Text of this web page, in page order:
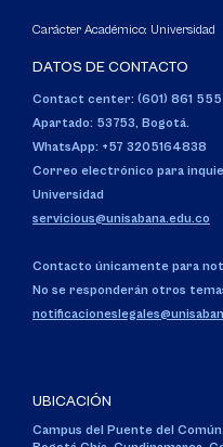
Carácter Académico: Universidad
DATOS DE CONTACTO
Contact center: (601) 861
Apartado: 53753, Bogotá.
WhatsApp: +57 3205164838
Correo electrónico para
Universidad
servicious@unisabana.edu.co
Contacto únicamente para
No se responderán otros
UBICACIÓN
Campus del Puente del Común,